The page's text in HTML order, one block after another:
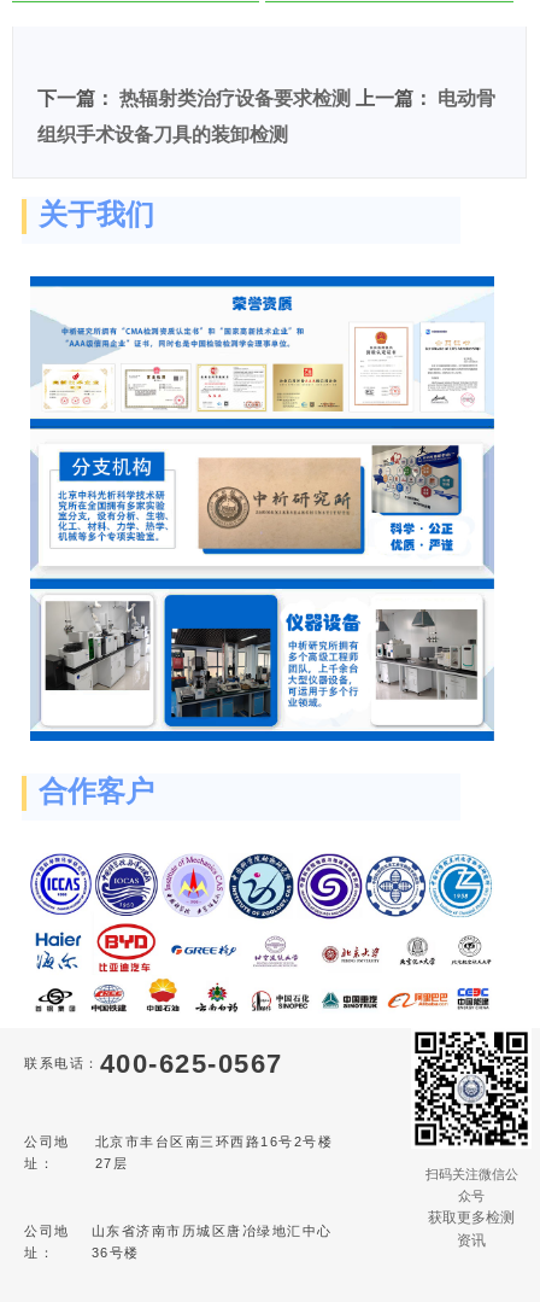
下一篇： 热辐射类治疗设备要求检测 上一篇： 电动骨
组织手术设备刀具的装卸检测
关于我们
合作客户
联系电话： 400-625-0567
公司地
址：
北京市丰台区南三环西路16号2号楼
27层
公司地
址：
山东省济南市历城区唐冶绿地汇中心
36号楼
扫码关注微信公
众号
获取更多检测
资讯